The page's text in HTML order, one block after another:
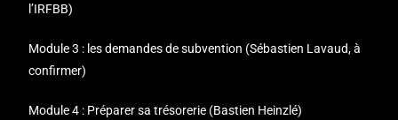
l’IRFBB)
Module 3 : les demandes de subvention (Sébastien Lavaud, à
confirmer)
Module 4 : Préparer sa trésorerie (Bastien Heinzlé)